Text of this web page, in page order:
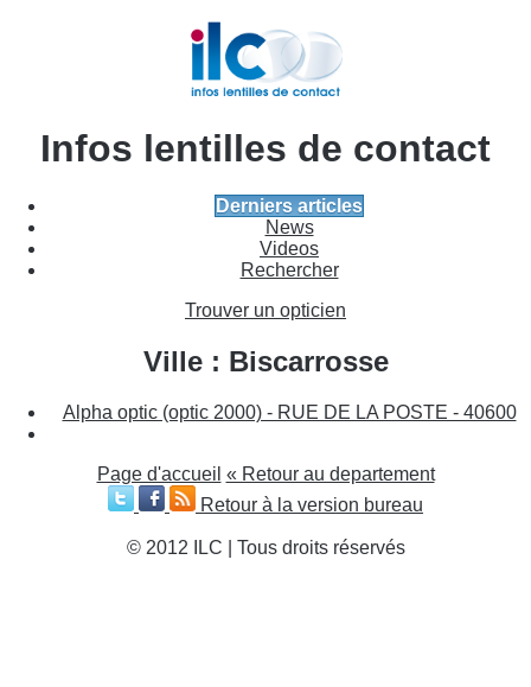
Infos lentilles de contact
Derniers articles
News
Videos
Rechercher
Trouver un opticien
Ville : Biscarrosse
Alpha optic (optic 2000) - RUE DE LA POSTE - 40600
Page d'accueil « Retour au departement
Retour à la version bureau
© 2012 ILC | Tous droits réservés